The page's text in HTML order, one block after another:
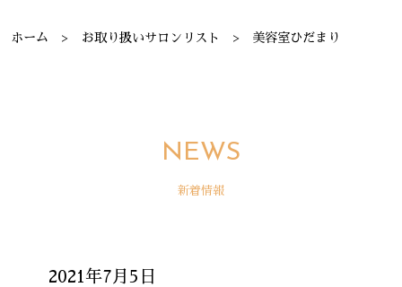
ホーム お取り扱いサロンリスト 美容室ひだまり
NEWS
新着情報
2021年7月5日